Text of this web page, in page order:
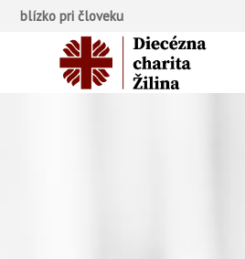
blízko pri človeku